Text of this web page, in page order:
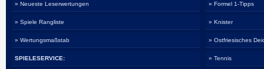
» Neueste Leserwertungen
» Spiele Rangliste
» Wertungsmaßstab
SPIELESERVICE:
» Formel 1-Tipps
» Knister
» Ostfriesisches
» Tennis